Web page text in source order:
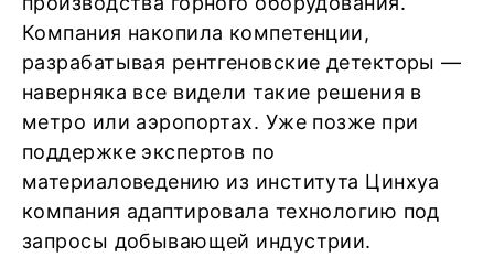
Компания накопила компетенции,
разрабатывая рентгеновские детекторы —
наверняка все видели такие решения в
метро или аэропортах. Уже позже при
поддержке экспертов по
материаловедению из института Цинхуа
компания адаптировала технологию под
запросы добывающей индустрии.